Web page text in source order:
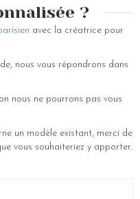
vos cheveux, nous
des peignes, des pics à
épingles à chignon pour que
?
avec la créatrice pour
nous vous répondrons dans
nous ne pourrons pas vous
un modèle existant, merci de
vous souhaiteriez y apporter.